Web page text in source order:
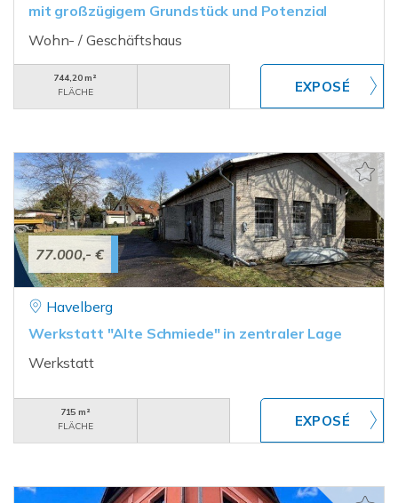
mit großzügigem Grundstück und Potenzial
Wohn- / Geschäftshaus
744,20 m²
FLÄCHE
77.000,- €
Havelberg
Werkstatt "Alte Schmiede" in zentraler Lage
Werkstatt
715 m²
FLÄCHE